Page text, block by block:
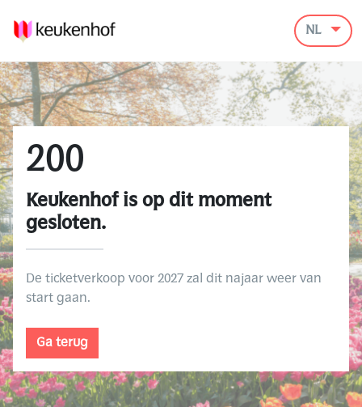
NL
200
Keukenhof is op dit moment
gesloten.
De ticketverkoop voor 2027 zal dit najaar weer van
start gaan.
Ga terug